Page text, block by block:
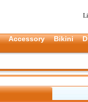
Accessory Bikini